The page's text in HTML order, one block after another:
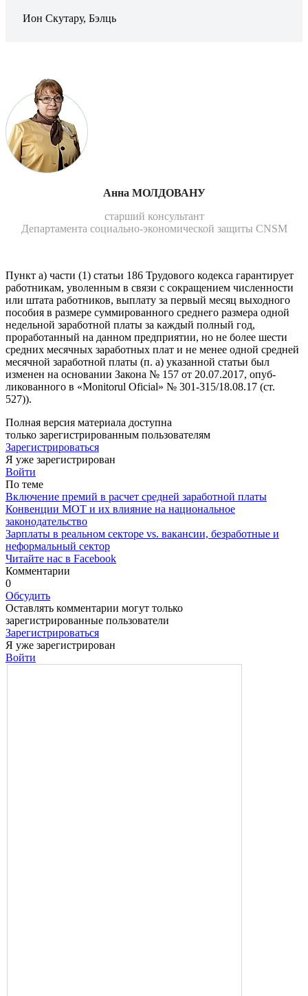
Ион Скутару, Бэлць
Анна МОЛДОВАНУ
старший консультант
Департамента социально-экономической защиты CNSM
Пункт a) части (1) статьи 186 Трудового кодекса гарантиру­ет
работникам, уволенным в свя­зи с сокращением численности
или штата работников, выплату за первый месяц выходного
по­собия в размере суммированно­го среднего размера одной
неде­льной заработной платы за каж­дый полный год,
проработанный на данном предприятии, но не бо­лее шести
средних месячных за­работных плат и не менее одной средней
месячной заработной платы (п. a) указанной статьи был
изменен на основании Зако­на № 157 от 20.07.2017, опуб­
ликованного в «Monitorul Oficial» № 301-315/18.08.17 (ст.
527)).
Полная версия материала доступна
только зарегистрированным пользователям
Зарегистрироваться
Я уже зарегистрирован
Войти
По теме
Включение премий в расчет средней заработной платы
Конвенции МОТ и их влияние на национальное
законодательство
Зарплаты в реальном секторе vs. вакансии, безработные и
неформальный сектор
Читайте нас в Facebook
Комментарии
0
Обсудить
Оставлять комментарии могут только
зарегистрированные пользователи
Зарегистрироваться
Я уже зарегистрирован
Войти